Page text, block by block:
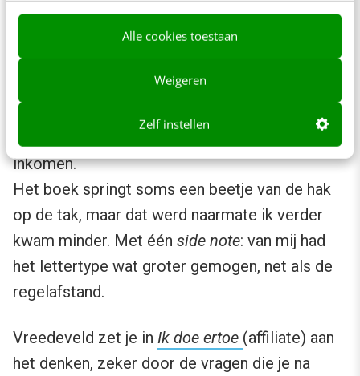
Alle cookies toestaan
Weigeren
Zelf instellen
kan vinden
verhaal van
, moest ik
inkomen.
Het boek springt soms een beetje van de hak
op de tak, maar dat werd naarmate ik verder
kwam minder. Met één side note: van mij had
het lettertype wat groter gemogen, net als de
regelafstand.
Vreedeveld zet je in Ik doe ertoe (affiliate) aan
het denken, zeker door de vragen die je na